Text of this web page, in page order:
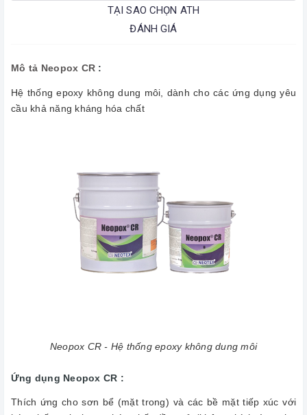
TẠI SAO CHỌN ATH
ĐÁNH GIÁ
Mô tả Neopox CR :
Hệ thống epoxy không dung môi, dành cho các ứng dụng yêu
cầu khả năng kháng hóa chất
Neopox CR - Hệ thống epoxy không dung môi
Ứng dụng Neopox CR :
Thích ứng cho sơn bể (mặt trong) và các bề mặt tiếp xúc với